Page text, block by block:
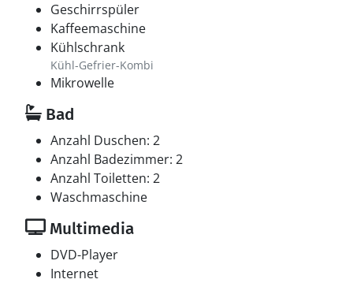
Geschirrspüler
Kaffeemaschine
Kühlschrank
Kühl-Gefrier-Kombi
Mikrowelle
Bad
Anzahl Duschen: 2
Anzahl Badezimmer: 2
Anzahl Toiletten: 2
Waschmaschine
Multimedia
DVD-Player
Internet